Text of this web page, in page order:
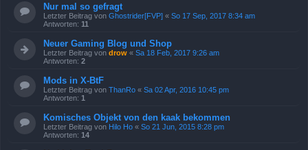
Nur mal so gefragt
Letzter Beitrag von Ghostrider[FVP] « So 17 Sep, 2017 8:34 am
Antworten: 11
Neuer Gaming Blog und Shop
Letzter Beitrag von drow « Sa 18 Feb, 2017 9:26 am
Antworten: 2
Mods in X-BtF
Letzter Beitrag von ThanRo « Sa 02 Apr, 2016 10:45 pm
Antworten: 1
Komisches Objekt von den kaak bekommen
Letzter Beitrag von Hilo Ho « So 21 Jun, 2015 8:28 pm
Antworten: 14